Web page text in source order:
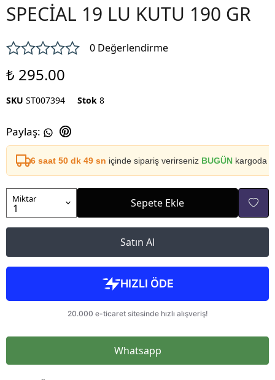
SPECİAL 19 LU KUTU 190 GR
0 Değerlendirme
₺ 295.00
SKU ST007394 Stok 8
Paylaş:
6 saat 50 dk 49 sn içinde sipariş verirseniz BUGÜN kargoda
Miktar Sepete Ekle
Satın Al
Whatsapp